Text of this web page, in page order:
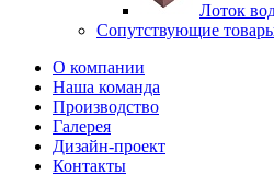
Лоток
Сопутствующие
О компании
Наша команда
Производство
Галерея
Дизайн-проект
Контакты